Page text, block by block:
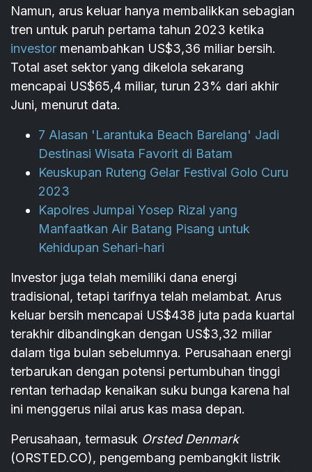
Namun, arus keluar hanya membalikkan sebagian
tren untuk paruh pertama tahun 2023 ketika
investor menambahkan US$3,36 miliar bersih.
Total aset sektor yang dikelola sekarang
mencapai US$65,4 miliar, turun 23% dari akhir
Juni, menurut data.
7 Alasan 'Larantuka Beach Barelang' Jadi
Destinasi Wisata Favorit di Batam
Keuskupan Ruteng Gelar Festival Golo Curu
2023
Kapolres Jumpai Yosep Rizal yang
Manfaatkan Air Batang Pisang untuk
Kehidupan Sehari-hari
Investor juga telah memiliki dana energi
tradisional, tetapi tarifnya telah melambat. Arus
keluar bersih mencapai US$438 juta pada kuartal
terakhir dibandingkan dengan US$3,32 miliar
dalam tiga bulan sebelumnya. Perusahaan energi
terbarukan dengan potensi pertumbuhan tinggi
rentan terhadap kenaikan suku bunga karena hal
ini menggerus nilai arus kas masa depan.
Perusahaan, termasuk Orsted Denmark
(ORSTED.CO), pengembang pembangkit listrik